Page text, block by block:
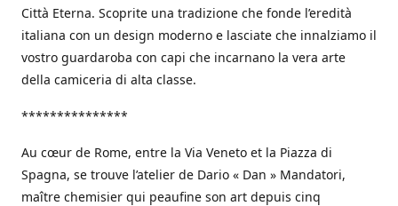
Città Eterna. Scoprite una tradizione che fonde l’eredità
italiana con un design moderno e lasciate che innalziamo il
vostro guardaroba con capi che incarnano la vera arte
della camiceria di alta classe.
***************
Au cœur de Rome, entre la Via Veneto et la Piazza di
Spagna, se trouve l’atelier de Dario « Dan » Mandatori,
maître chemisier qui peaufine son art depuis cinq